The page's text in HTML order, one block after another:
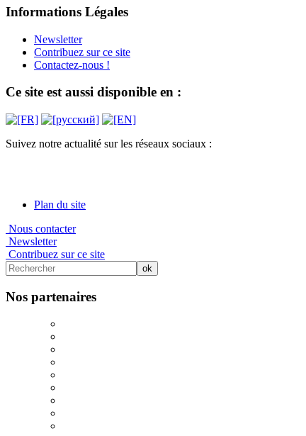
Informations Légales
Newsletter
Contribuez sur ce site
Contactez-nous !
Ce site est aussi disponible en :
Suivez notre actualité sur les réseaux sociaux :
Plan du site
Nous contacter
Newsletter
Contribuez sur ce site
Nos partenaires